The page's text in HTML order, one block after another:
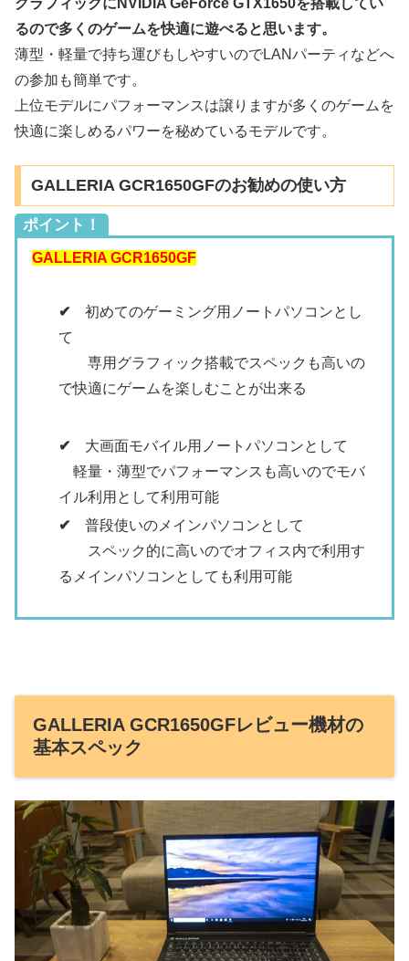
グラフィックにNVIDIA GeForce GTX1650を搭載してい
るので多くのゲームを快適に遊べると思います。
薄型・軽量で持ち運びもしやすいのでLANパーティなどへ
の参加も簡単です。
上位モデルにパフォーマンスは譲りますが多くのゲームを
快適に楽しめるパワーを秘めているモデルです。
GALLERIA GCR1650GFのお勧めの使い方
ポイント！
GALLERIA GCR1650GF
✔ 初めてのゲーミング用ノートパソコンとし
て
専用グラフィック搭載でスペックも高いの
で快適にゲームを楽しむことが出来る
✔ 大画面モバイル用ノートパソコンとして
軽量・薄型でパフォーマンスも高いのでモバ
イル利用として利用可能
✔ 普段使いのメインパソコンとして
スペック的に高いのでオフィス内で利用す
るメインパソコンとしても利用可能
GALLERIA GCR1650GFレビュー機材の
基本スペック